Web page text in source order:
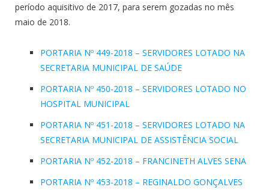
período aquisitivo de 2017, para serem gozadas no mês
maio de 2018.
PORTARIA Nº 449-2018 – SERVIDORES LOTADO NA
SECRETARIA MUNICIPAL DE SAÚDE
PORTARIA Nº 450-2018 – SERVIDORES LOTADO NO
HOSPITAL MUNICIPAL
PORTARIA Nº 451-2018 – SERVIDORES LOTADO NA
SECRETARIA MUNICIPAL DE ASSISTÊNCIA SOCIAL
PORTARIA Nº 452-2018 – FRANCINETH ALVES SENA
PORTARIA Nº 453-2018 – REGINALDO GONÇALVES